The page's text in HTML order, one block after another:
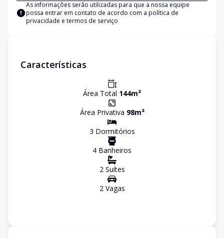
As informações serão utilizadas para que a nossa equipe
possa entrar em contato de acordo com a política de
privacidade e termos de serviço
Características
Área Total 144m²
Área Privativa 98m²
3 Dormitórios
4 Banheiros
2Suítes
2Vagas